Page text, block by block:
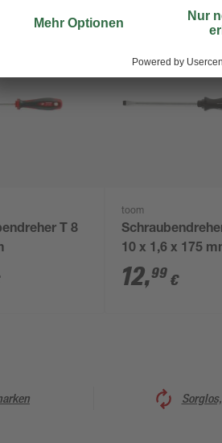
T 8
toom
10 x 1,6 x 175
12,99 €